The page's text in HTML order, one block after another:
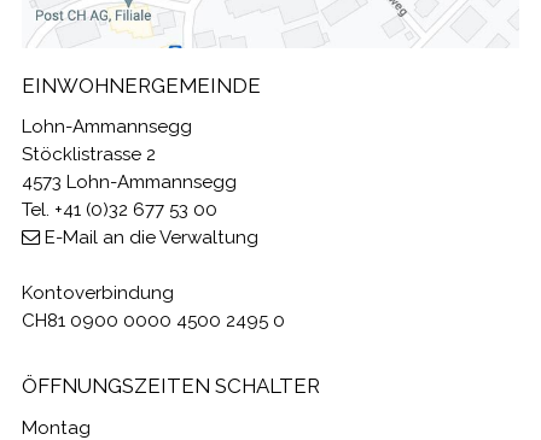
EINWOHNERGEMEINDE
Lohn-Ammannsegg
Stöcklistrasse 2
4573 Lohn-Ammannsegg
Tel. +41 (0)32 677 53 00
E-Mail an die Verwaltung
Kontoverbindung
CH81 0900 0000 4500 2495 0
ÖFFNUNGSZEITEN SCHALTER
Montag